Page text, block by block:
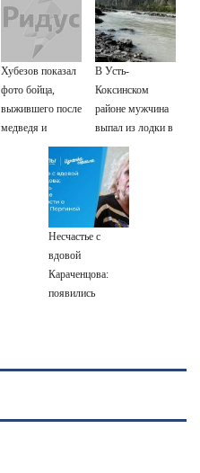
Хубезов показал
фото бойца,
выжившего после
медведя и
В Усть-
Коксинском
районе мужчина
выпал из лодки в
Катунь и пропал
Несчастье с
вдовой
Караченцова:
появились
Поргиной